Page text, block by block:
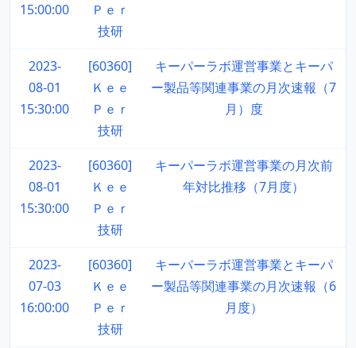
15:00:00
Ｐｅｒ
技研
2023-
08-01
15:30:00
[60360]
Ｋｅｅ
Ｐｅｒ
技研
キーパーラボ運営事業とキーパ
ー製品等関連事業の月次速報（7
月）度
2023-
08-01
15:30:00
[60360]
Ｋｅｅ
Ｐｅｒ
技研
キーパーラボ運営事業の月次前
年対比推移（7月度）
2023-
07-03
16:00:00
[60360]
Ｋｅｅ
Ｐｅｒ
技研
キーパーラボ運営事業とキーパ
ー製品等関連事業の月次速報（6
月度）